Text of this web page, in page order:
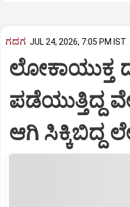
ಗದಗ JUL 24, 2026, 7:05 PM IST
ಲೋಕಾಯುಕ್ತ
ಪಡೆಯುತ್ತಿದ್ದ
ಆಗಿ ಸಿಕ್ಕಿಬಿದ್ದ